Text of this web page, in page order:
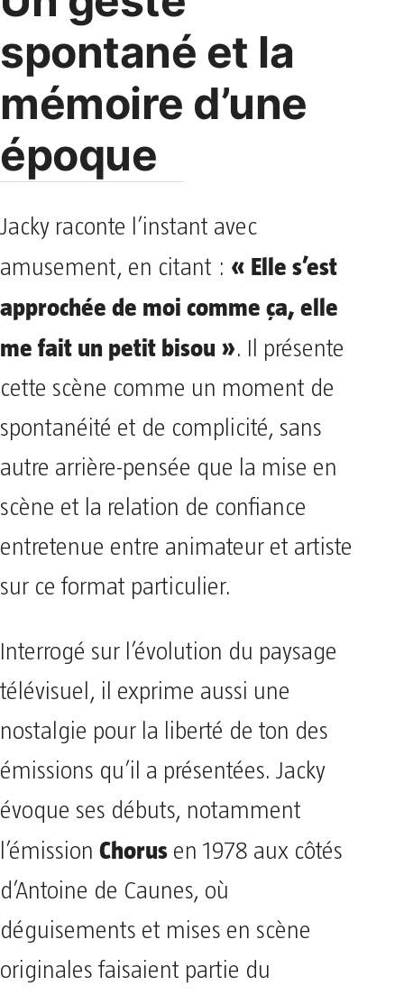
spontané et la
mémoire d’une
époque
Jacky raconte l’instant avec
amusement, en citant : « Elle s’est
approchée de moi comme ça, elle
me fait un petit bisou ». Il présente
cette scène comme un moment de
spontanéité et de complicité, sans
autre arrière-pensée que la mise en
scène et la relation de confiance
entretenue entre animateur et artiste
sur ce format particulier.
Interrogé sur l’évolution du paysage
télévisuel, il exprime aussi une
nostalgie pour la liberté de ton des
émissions qu’il a présentées. Jacky
évoque ses débuts, notamment
l’émission Chorus en 1978 aux côtés
d’Antoine de Caunes, où
déguisements et mises en scène
originales faisaient partie du